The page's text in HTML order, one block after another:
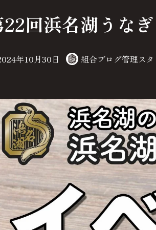
回浜名湖うな
日 年10月30日
著
組合ブログ管理スタ